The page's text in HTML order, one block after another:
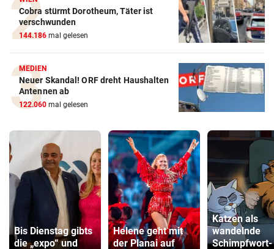
Cobra stürmt Dorotheum, Täter ist
verschwunden
144.186 mal gelesen
MEDIEN
Neuer Skandal! ORF dreht Haushalten
Antennen ab
122.060 mal gelesen
Bis Dienstag gibts
die „expo“ und
Helene geht mit
der Planai auf
Katzen als
wandelnde
Schimpfwort-